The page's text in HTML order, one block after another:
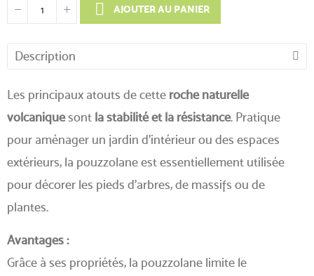
AJOUTER AU PANIER
Description
Les principaux atouts de cette roche naturelle
volcaniquesont la stabilité et la résistance. Pratique
pour aménager un jardin d’intérieur ou des espaces
extérieurs, la pouzzolane est essentiellement utilisée
pour décorer les pieds d’arbres, de massifs ou de
plantes.
Avantages :
Grâce à ses propriétés, la pouzzolane limite le